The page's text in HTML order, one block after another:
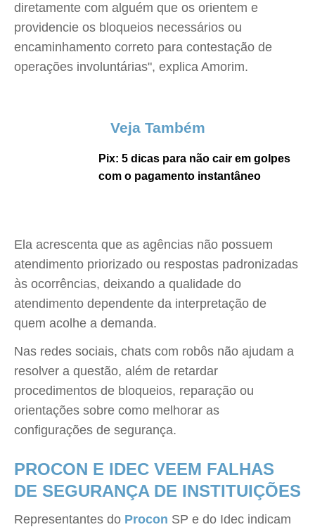
diretamente com alguém que os orientem e
providencie os bloqueios necessários ou
encaminhamento correto para contestação de
operações involuntárias", explica Amorim.
Veja Também
Pix: 5 dicas para não cair em golpes
com o pagamento instantâneo
Ela acrescenta que as agências não possuem
atendimento priorizado ou respostas padronizadas
às ocorrências, deixando a qualidade do
atendimento dependente da interpretação de
quem acolhe a demanda.
Nas redes sociais, chats com robôs não ajudam a
resolver a questão, além de retardar
procedimentos de bloqueios, reparação ou
orientações sobre como melhorar as
configurações de segurança.
PROCON E IDEC VEEM FALHAS
DE SEGURANÇA DE INSTITUIÇÕES
Representantes do Procon SP e do Idec indicam